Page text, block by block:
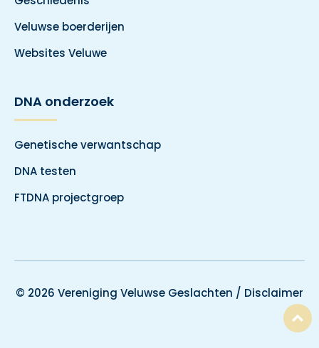
Veluwse boerderijen
Websites Veluwe
DNA onderzoek
Genetische verwantschap
DNA testen
FTDNA projectgroep
© 2026 Vereniging Veluwse Geslachten / Disclaimer